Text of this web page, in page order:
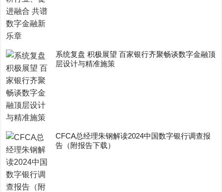
系统复盘 积极展望 百家银行齐聚畅谈数字金融顶
层设计与精准施策
CFCA总经理朱钢解读2024中国数字银行调查报
告（附报告下载）